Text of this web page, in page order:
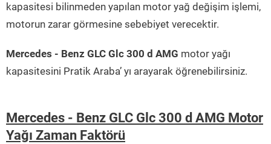
kapasitesi bilinmeden yapılan motor yağ değişim işlemi,
motorun zarar görmesine sebebiyet verecektir.
Mercedes - Benz GLC Glc 300 d AMG motor yağı
kapasitesini Pratik Araba’ yı arayarak öğrenebilirsiniz.
Mercedes - Benz GLC Glc 300 d AMG Motor
Yağı Zaman Faktörü